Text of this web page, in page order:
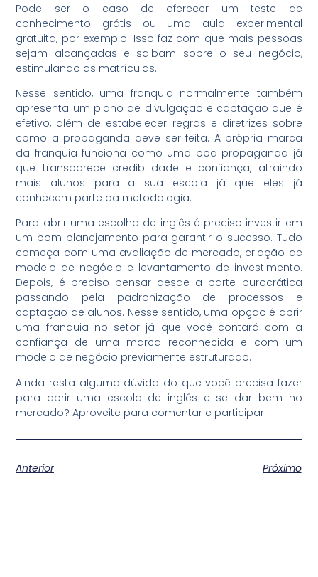
Pode ser o caso de oferecer um teste de
conhecimento grátis ou uma aula experimental
gratuita, por exemplo. Isso faz com que mais pessoas
sejam alcançadas e saibam sobre o seu negócio,
estimulando as matrículas.
Nesse sentido, uma franquia normalmente também
apresenta um plano de divulgação e captação que é
efetivo, além de estabelecer regras e diretrizes sobre
como a propaganda deve ser feita. A própria marca
da franquia funciona como uma boa propaganda já
que transparece credibilidade e confiança, atraindo
mais alunos para a sua escola já que eles já
conhecem parte da metodologia.
Para abrir uma escolha de inglês é preciso investir em
um bom planejamento para garantir o sucesso. Tudo
começa com uma avaliação de mercado, criação de
modelo de negócio e levantamento de investimento.
Depois, é preciso pensar desde a parte burocrática
passando pela padronização de processos e
captação de alunos. Nesse sentido, uma opção é abrir
uma franquia no setor já que você contará com a
confiança de uma marca reconhecida e com um
modelo de negócio previamente estruturado.
Ainda resta alguma dúvida do que você precisa fazer
para abrir uma escola de inglês e se dar bem no
mercado? Aproveite para comentar e participar.
Anterior Próximo